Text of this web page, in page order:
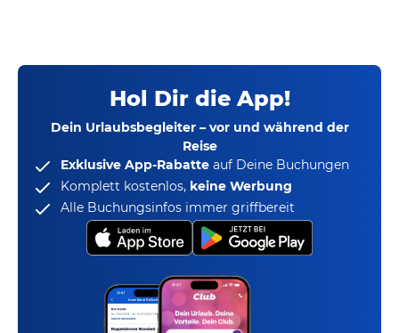
Hol Dir die App!
Dein Urlaubsbegleiter – vor und während der
Reise
Exklusive App-Rabatte auf Deine Buchungen
Komplett kostenlos, keine Werbung
Alle Buchungsinfos immer griffbereit